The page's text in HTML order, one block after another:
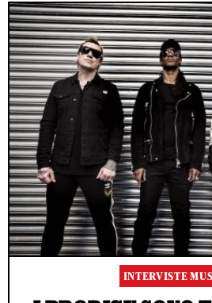
INTERVISTE